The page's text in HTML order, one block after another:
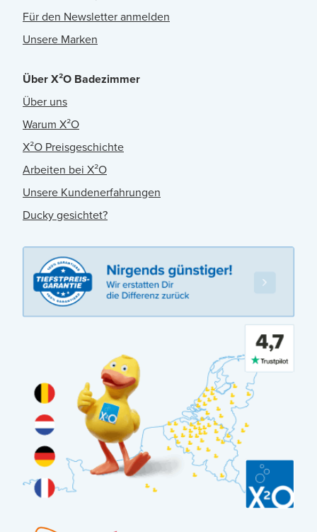
Für den Newsletter anmelden
Unsere Marken
Über X²O Badezimmer
Über uns
Warum X²O
X²O Preisgeschichte
Arbeiten bei X²O
Unsere Kundenerfahrungen
Ducky gesichtet?